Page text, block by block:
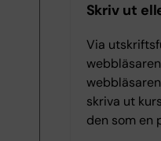
Skriv ut
Via
skriva ut
den som en